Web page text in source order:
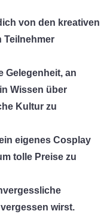
von den kreativen
Teilnehmer
Gelegenheit, an
Wissen über
Kultur zu
eigenes Cosplay
tolle Preise zu
wirst.